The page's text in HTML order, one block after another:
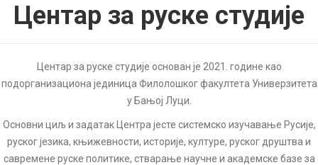
Центар за руске студије
Центар за руске студије основан je 2021. године као
подорганизациона јединица Филолошког факултета Универзитета
у Бањој Луци.
Основни циљ и задатак Центра јесте системско изучавање Русије,
руског језика, књижевности, историје, културе, руског друштва и
савремене руске политике, стварање научне и академске базе за